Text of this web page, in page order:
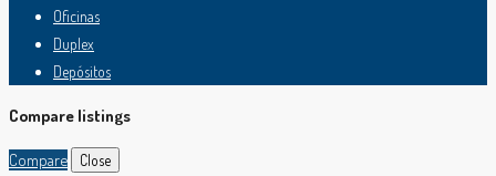
Oficinas
Duplex
Depósitos
Compare listings
Compare Close